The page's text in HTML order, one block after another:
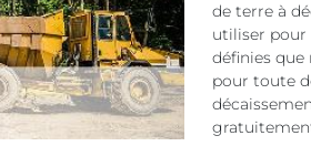
de terre à
utiliser pour
définies que
pour toute